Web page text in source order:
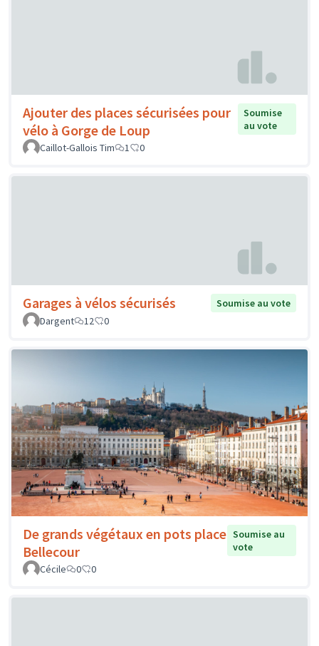
Ajouter des places sécurisées pour
vélo à Gorge de Loup
Soumise
au vote
Caillot-Gallois Tim
1 0
Garages à vélos sécurisés
Soumise au vote
Dargent
12 0
De grands végétaux en pots place
Bellecour
Soumise au
vote
Cécile
0 0